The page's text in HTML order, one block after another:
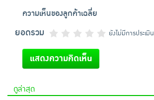
ความเห็นของลูกค้าเฉลี่ย
ยอดรวม ยังไม่มีการประเมิน
แสดงความคิดเห็น
ดูล่าสุด